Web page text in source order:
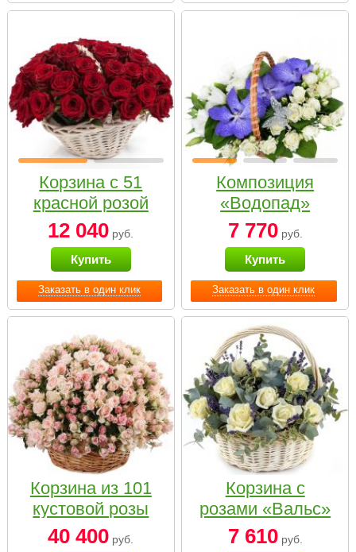
Заказать в один клик
Корзина с 51
красной розой
12 040 руб.
Купить
Заказать в один клик
Композиция
«Водопад»
7 770руб.
Купить
Корзина из 101
кустовой розы
нежных тонов
40 400 руб.
Корзина с
розами «Вальс»
7 610руб.